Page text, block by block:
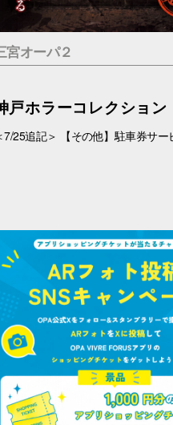
宮オーパ２
戸ホラーコレクション